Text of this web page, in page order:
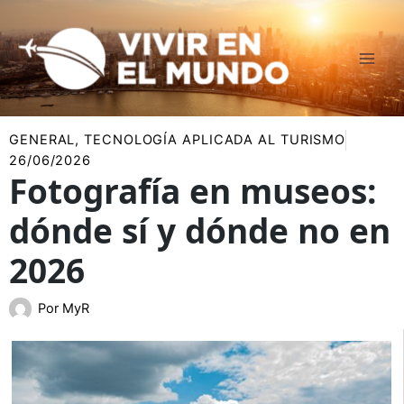
al
contenido
GENERAL,TECNOLOGÍA APLICADA AL TURISMO
26/06/2026
Fotografía en museos:
dónde sí y dónde no en
2026
Por MyR